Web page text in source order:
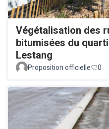
Végétalisation des
bitumisées du
Lestang
Proposition officielle 0